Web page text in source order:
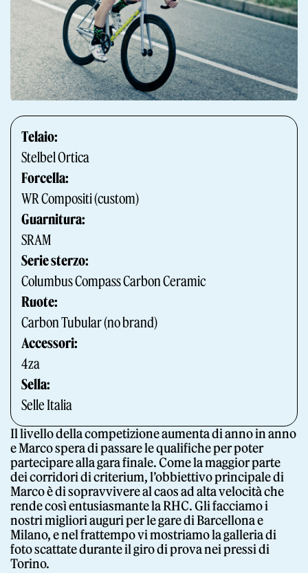
Telaio:
Stelbel Ortica
Forcella:
WR Compositi (custom)
Guarnitura:
SRAM
Serie sterzo:
Columbus Compass Carbon Ceramic
Ruote:
Carbon Tubular (no brand)
Accessori:
4za
Sella:
Selle Italia
Il livello della competizione aumenta di anno in anno
e Marco spera di passare le qualifiche per poter
partecipare alla gara finale. Come la maggior parte
dei corridori di criterium, l’obbiettivo principale di
Marco è di sopravvivere al caos ad alta velocità che
rende così entusiasmante la RHC. Gli facciamo i
nostri migliori auguri per le gare di Barcellona e
Milano, e nel frattempo vi mostriamo la galleria di
foto scattate durante il giro di prova nei pressi di
Torino.